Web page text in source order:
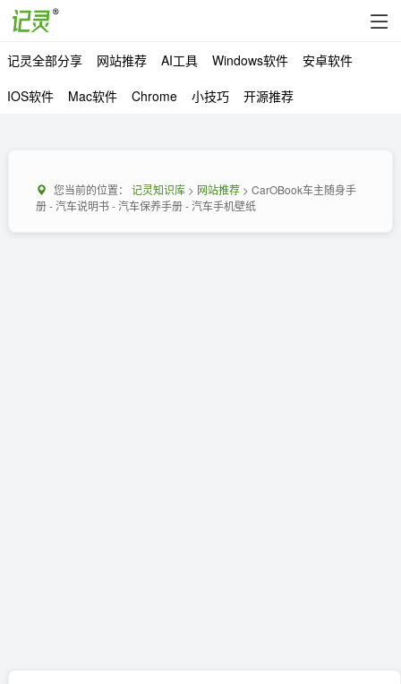
记灵全部分享 网站推荐 AI工具 Windows软件
安卓软件
IOS软件
Mac软件 Chrome 小技巧 开源推荐
您当前的位置： 记灵知识库> 网站推荐> CarOBook车主随身手
册 - 汽车说明书 - 汽车保养手册 - 汽车手机壁纸